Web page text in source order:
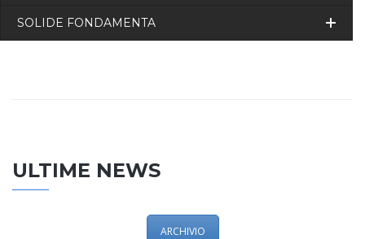
SOLIDE FONDAMENTA
ULTIME NEWS
ARCHIVIO